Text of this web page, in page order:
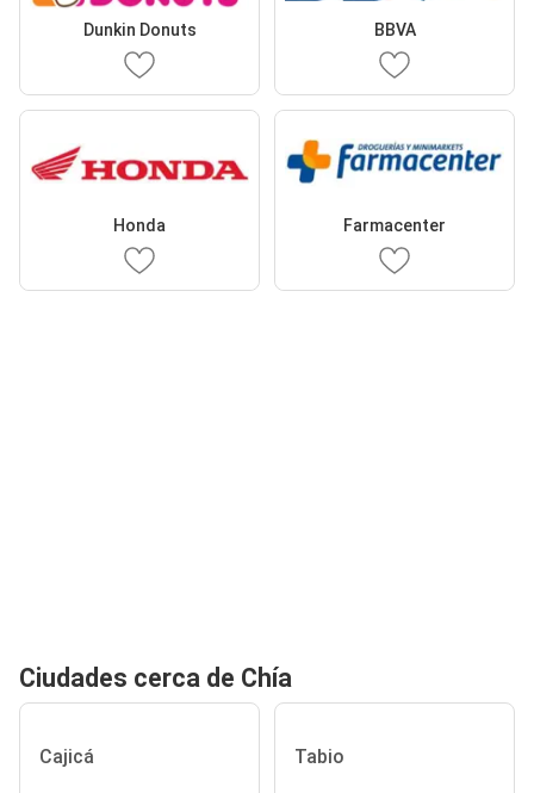
Dunkin Donuts BBVA
Honda Farmacenter
Ciudades cerca de Chía
Cajicá Tabio